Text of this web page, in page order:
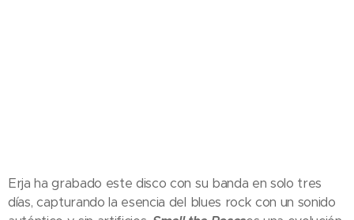
Erja ha grabado este disco con su banda en solo tres
días, capturando la esencia del blues rock con un sonido